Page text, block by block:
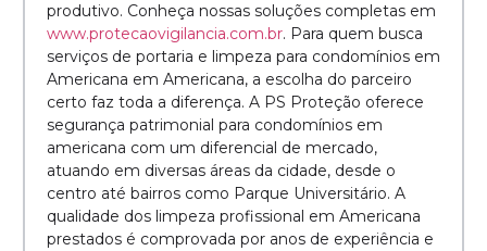
produtivo. Conheça nossas soluções completas em
www.protecaovigilancia.com.br. Para quem busca
serviços de portaria e limpeza para condomínios em
Americana em Americana, a escolha do parceiro
certo faz toda a diferença. A PS Proteção oferece
segurança patrimonial para condomínios em
americana com um diferencial de mercado,
atuando em diversas áreas da cidade, desde o
centro até bairros como Parque Universitário. A
qualidade dos limpeza profissional em Americana
prestados é comprovada por anos de experiência e